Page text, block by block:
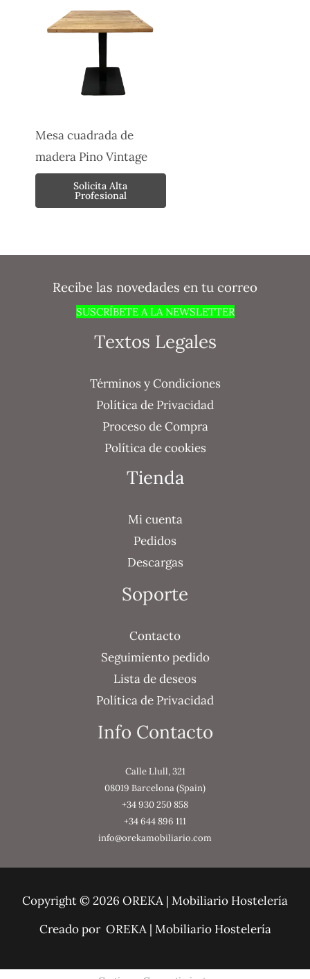
Mesa cuadrada de
madera Pino Vintage
Solicita Alta
Profesional
Recibe las novedades en tu correo
SUSCRÍBETE A LA NEWSLETTER
Textos Legales
Términos y Condiciones
Política de Privacidad
Proceso de Compra
Política de cookies
Tienda
Mi cuenta
Pedidos
Descargas
Soporte
Contacto
Seguimiento pedido
Lista de deseos
Política de Privacidad
Info Contacto
Calle Llull, 321
08019 Barcelona (Spain)
+34 930 250 858
+34 644 896 111
info@orekamobiliario.com
Copyright © 2026 OREKA | Mobiliario Hostelería
Creado por OREKA | Mobiliario Hostelería